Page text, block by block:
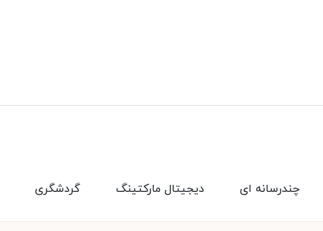
گردشگری دیجیتال مارکتینگ چندرسانه ای